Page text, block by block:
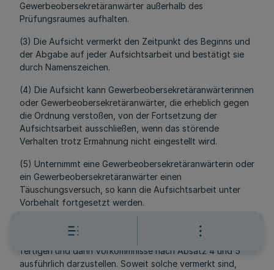
Gewerbeobersekretäranwärter außerhalb des
Prüfungsraumes aufhalten.
(3) Die Aufsicht vermerkt den Zeitpunkt des Beginns und
der Abgabe auf jeder Aufsichtsarbeit und bestätigt sie
durch Namenszeichen.
(4) Die Aufsicht kann Gewerbeobersekretäranwärterinnen
oder Gewerbeobersekretäranwärter, die erheblich gegen
die Ordnung verstoßen, von der Fortsetzung der
Aufsichtsarbeit ausschließen, wenn das störende
Verhalten trotz Ermahnung nicht eingestellt wird.
(5) Unternimmt eine Gewerbeobersekretäranwärterin oder
ein Gewerbeobersekretäranwärter einen
Täuschungsversuch, so kann die Aufsichtsarbeit unter
Vorbehalt fortgesetzt werden.
(6) Über den Prüfungsverlauf hat die Aufsicht eine
Niederschrift nach dem Muster der
Anlage 4c
fertigen und darin Vorkommnisse nach Absatz 4 und 5
ausführlich darzustellen. Soweit solche vermerkt sind,